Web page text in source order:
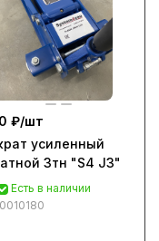
₽/шт
усиленный
3тн "S4 J3"
Есть в наличии